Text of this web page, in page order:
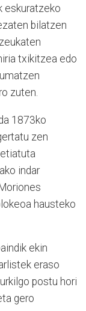
eskuratzeko
bilatzen
txikitzea edo
zuten.
1873ko
zen
indar
hausteko
ekin
eraso
postu hori
gero